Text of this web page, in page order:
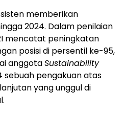
memberikan
2024. Dalam penilaian
mencatat peningkatan
posisi di persentil ke-95,
anggotaSustainability
sebuah pengakuan atas
yang unggul di